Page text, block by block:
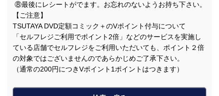
⑧最後にレシートがでます。お忘れのないようお持ち下さい。
【ご注意】
TSUTAYA DVD定額コミック＋のVポイント付与について
「セルフレジご利用でポイント2倍」などのサービスを実施し
ている店舗でセルフレジをご利用いただいても、ポイント２倍
の対象ではございませんのであらかじめご了承下さい。
（通常の200円につきVポイント1ポイントはつきます）